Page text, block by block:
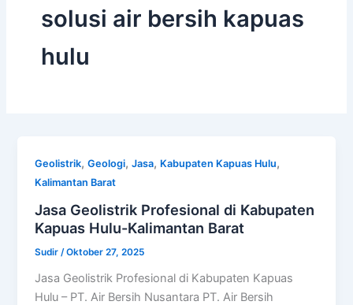
solusi air bersih kapuas
hulu
Geolistrik,Geologi,Jasa, Kabupaten Kapuas Hulu,
Kalimantan Barat
Jasa Geolistrik Profesional di Kabupaten
Kapuas Hulu-Kalimantan Barat
Sudir /Oktober 27, 2025
Jasa Geolistrik Profesional di Kabupaten Kapuas
Hulu – PT. Air Bersih Nusantara PT. Air Bersih